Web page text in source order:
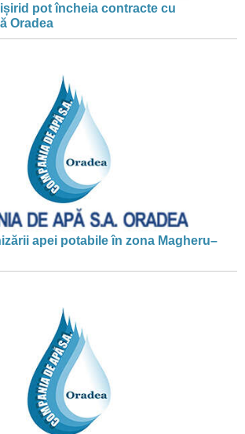
pot încheia contracte cu
Oradea
apei potabile în zona Magheru–